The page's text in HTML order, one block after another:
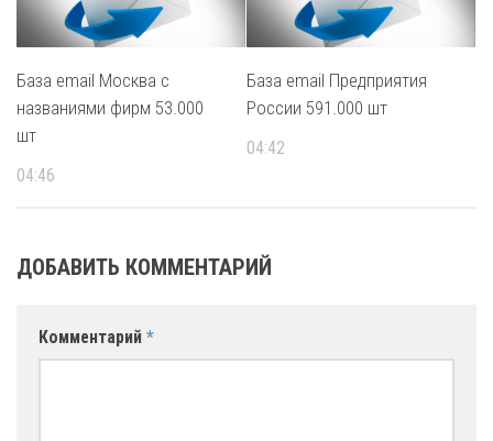
База email Москва с
названиями фирм 53.000
шт
04:46
База email Предприятия
России 591.000 шт
04:42
ДОБАВИТЬ КОММЕНТАРИЙ
Комментарий *